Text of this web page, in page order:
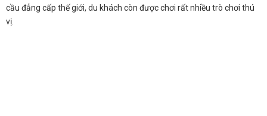
cầu đẳng cấp thế giới, du khách còn được chơi rất nhiều trò chơi thú
vị.